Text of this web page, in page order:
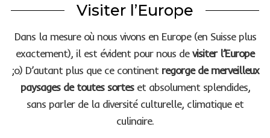
Visiter l’Europe
Dans la mesure où nous vivons en Europe (en Suisse plus
exactement), il est évident pour nous devisiter l’Europe
;o) D’autant plus que ce continent regorge de merveilleux
paysages de toutes sorteset absolument splendides,
sans parler de la diversité culturelle, climatique et
culinaire.